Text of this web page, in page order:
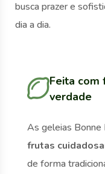
busca prazer e
dia a dia.
Feita com
verdade
As geleias Bonne
frutas
de forma